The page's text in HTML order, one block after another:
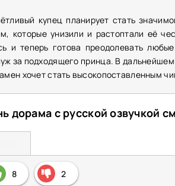
купец планирует стать
которые унизили и растоптали её
и теперь готова преодолевать
за подходящего принца. В
хочет стать высокопоставленным
дорама с русской озвучкой
8 2